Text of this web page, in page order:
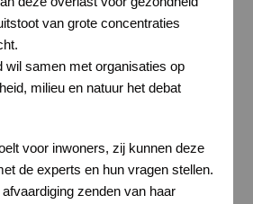
van grote concentraties
wil samen met organisaties op
milieu en natuur het debat
voor inwoners, zij kunnen deze
de experts en hun vragen stellen.
zenden van haar